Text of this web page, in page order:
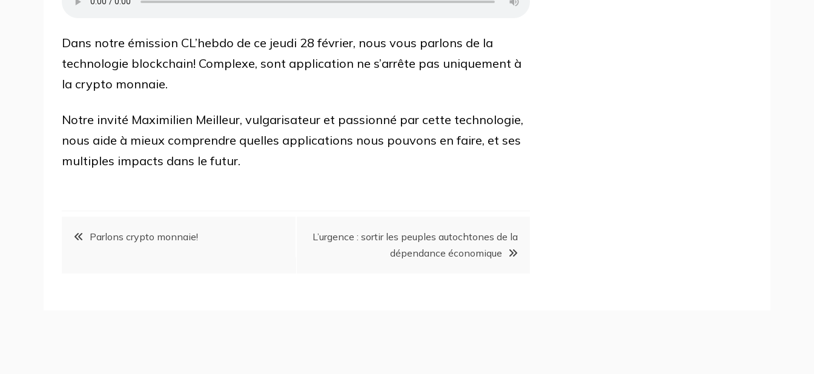
Dans notre émission CL’hebdo de ce jeudi 28 février, nous vous parlons de la
technologie blockchain! Complexe, sont application ne s’arrête pas uniquement à
la crypto monnaie.
Notre invité Maximilien Meilleur, vulgarisateur et passionné par cette technologie,
nous aide à mieux comprendre quelles applications nous pouvons en faire, et ses
multiples impacts dans le futur.
Parlons crypto monnaie!
L’urgence : sortir les peuples autochtones de la
dépendance économique